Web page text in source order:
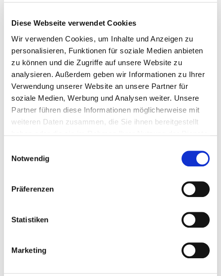
Diese Webseite verwendet Cookies
Wir verwenden Cookies, um Inhalte und Anzeigen zu
personalisieren, Funktionen für soziale Medien anbieten
zu können und die Zugriffe auf unsere Website zu
analysieren. Außerdem geben wir Informationen zu Ihrer
Verwendung unserer Website an unsere Partner für
soziale Medien, Werbung und Analysen weiter. Unsere
Partner führen diese Informationen möglicherweise mit
weiteren Daten zusammen, die Sie ihnen bereitgestellt
Notwendig
Präferenzen
Statistiken
Marketing
22. Juli 2026
Spielplatz der toten Kinder
Weiterlesen